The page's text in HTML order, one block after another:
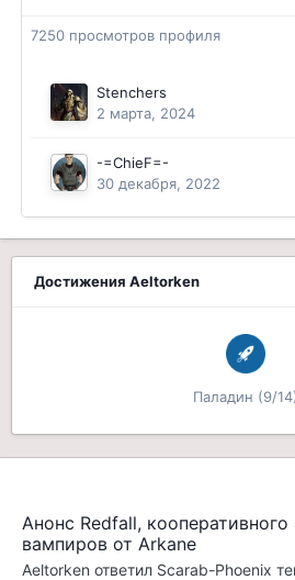
7250 просмотров профиля
Stenchers
2 марта, 2024
-=ChieF=-
30 декабря, 2022
Достижения Aeltorken
Паладин (9/
Анонс Redfall,
вампиров от Arkane
Aeltorken ответил Scarab-Phoenix